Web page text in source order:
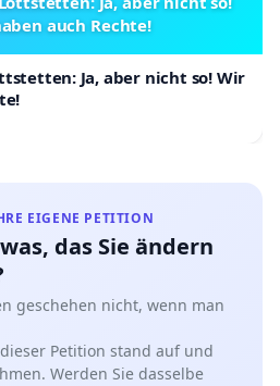
auch Rechte!
Ja, aber nicht so! Wir
EIGENE PETITION
das Sie ändern
geschehen nicht, wenn man
Petition stand auf und
Werden Sie dasselbe